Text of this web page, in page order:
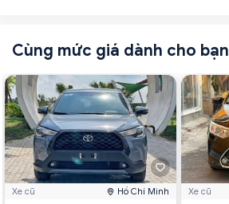
Cùng mức giá dành cho bạn
Xe cũ Hồ Chí Minh Xe cũ